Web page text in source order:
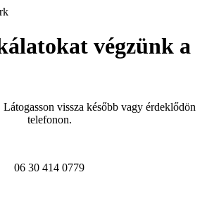
végzünk a
vissza később vagy érdeklődön
telefonon.
06 30 414 0779